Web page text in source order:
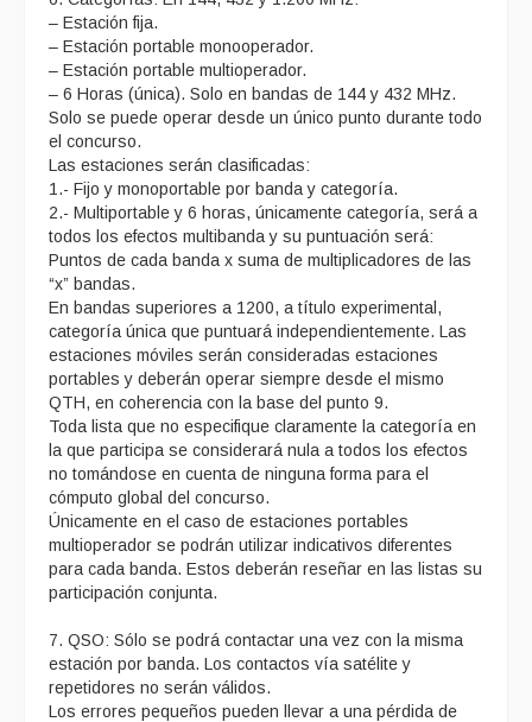
– Estación fija.
– Estación portable monooperador.
– Estación portable multioperador.
– 6 Horas (única). Solo en bandas de 144 y 432 MHz.
Solo se puede operar desde un único punto durante todo
el concurso.
Las estaciones serán clasificadas:
1.- Fijo y monoportable por banda y categoría.
2.- Multiportable y 6 horas, únicamente categoría, será a
todos los efectos multibanda y su puntuación será:
Puntos de cada banda x suma de multiplicadores de las
“x” bandas.
En bandas superiores a 1200, a título experimental,
categoría única que puntuará independientemente. Las
estaciones móviles serán consideradas estaciones
portables y deberán operar siempre desde el mismo
QTH, en coherencia con la base del punto 9.
Toda lista que no especifique claramente la categoría en
la que participa se considerará nula a todos los efectos
no tomándose en cuenta de ninguna forma para el
cómputo global del concurso.
Únicamente en el caso de estaciones portables
multioperador se podrán utilizar indicativos diferentes
para cada banda. Estos deberán reseñar en las listas su
participación conjunta.
7. QSO: Sólo se podrá contactar una vez con la misma
estación por banda. Los contactos vía satélite y
repetidores no serán válidos.
Los errores pequeños pueden llevar a una pérdida de